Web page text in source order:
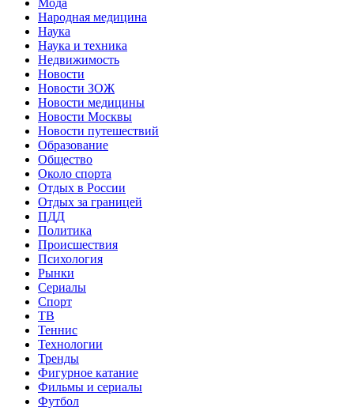
Народная медицина
Наука
Наука и техника
Недвижимость
Новости
Новости ЗОЖ
Новости медицины
Новости Москвы
Новости путешествий
Образование
Общество
Около спорта
Отдых в России
Отдых за границей
ПДД
Политика
Происшествия
Психология
Рынки
Сериалы
Спорт
ТВ
Теннис
Технологии
Тренды
Фигурное катание
Фильмы и сериалы
Футбол